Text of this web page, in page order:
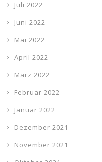
Juli 2022
Juni 2022
Mai 2022
April 2022
März 2022
Februar 2022
Januar 2022
Dezember 2021
November 2021